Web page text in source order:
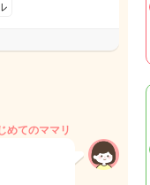
めてのママリ